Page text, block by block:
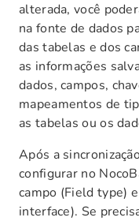
alterada, você
na fonte de dados
das tabelas e dos
as informações
dados, campos,
mapeamentos de
as tabelas ou os
Após a
configurar no
campo (Field type)
interface). Se